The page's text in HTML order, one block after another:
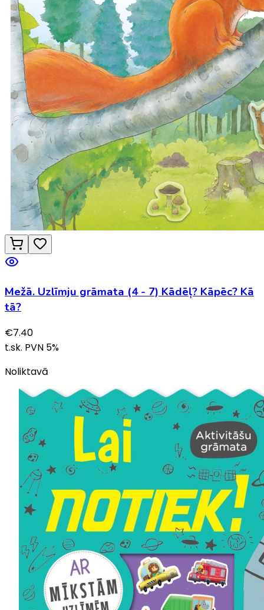
Mežā. Uzlīmju grāmata (4 - 7) Kādēļ? Kāpēc? Kā
tā?
€7.40
t.sk. PVN 5%
Noliktavā